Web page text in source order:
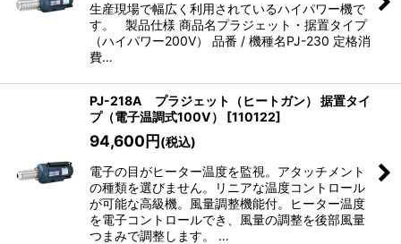
生産現場で幅広く利用されているハイパワー機で
す。 製品仕様 商品名プラジェット・据置タイプ
（ハイパワー200V） 品番 / 機種名PJ-230 定格消
費…
PJ-218A プラジェット（ヒートガン） 据置タイ
プ（電子温調式100V）
[110122]
94,600円(税込)
電子の目がヒーター温度を監視。アタッチメント
の種類を選びません。リニアな温度コントロール
が可能な高級機。風量調整機能付。ヒーター温度
を電子コントロールでき、風量の調整を後部風量
つまみで調整します。 …